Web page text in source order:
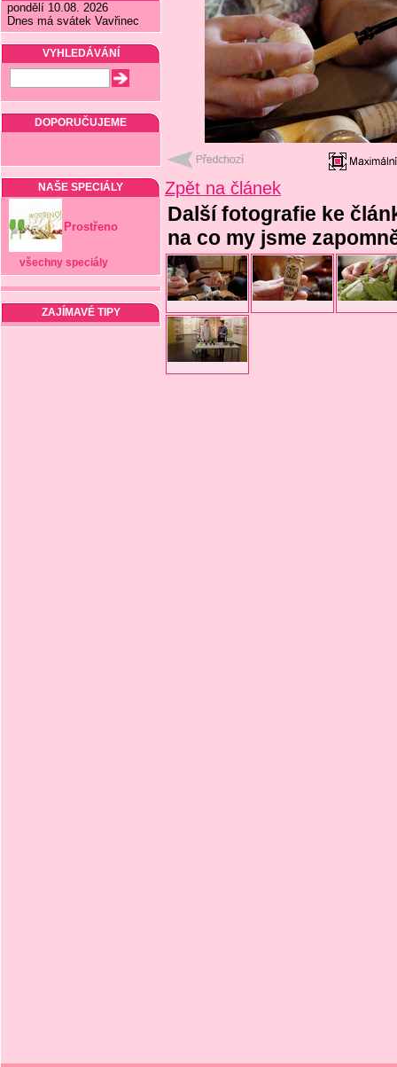
pondělí 10.08. 2026
Dnes má svátek Vavřinec
VYHLEDÁVÁNÍ
DOPORUČUJEME
NAŠE SPECIÁLY
Prostřeno
všechny speciály
ZAJÍMAVÉ TIPY
Zpět na článek
Další fotografie ke
na co my jsme